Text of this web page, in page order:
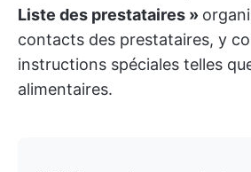
Liste des prestataires »
contacts des prestataires, y
instructions spéciales telles
alimentaires.